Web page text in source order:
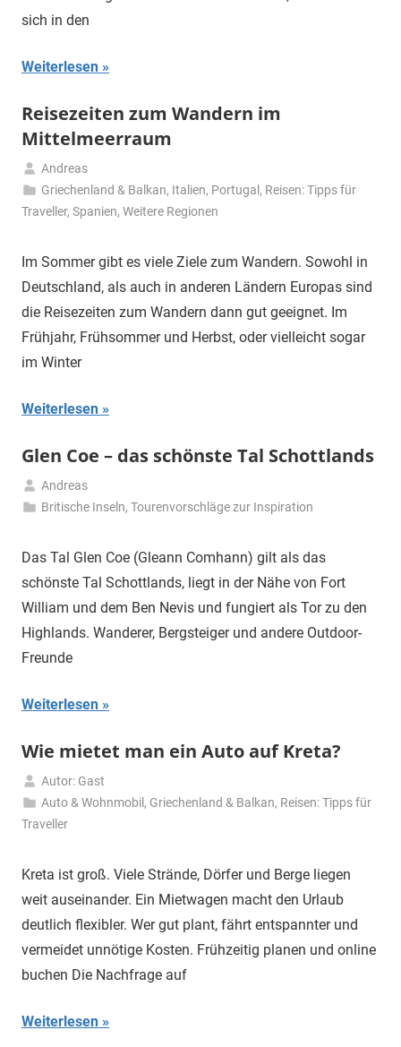
sich in den
Weiterlesen
Reisezeiten zum Wandern im
Mittelmeerraum
29.
Mai
Andreas
Griechenland & Balkan, Italien, Portugal , Reisen: Tipps für
Traveller, Spanien, Weitere Regionen
Im Sommer gibt es viele Ziele zum Wandern. Sowohl in
Deutschland, als auch in anderen Ländern Europas sind
die Reisezeiten zum Wandern dann gut geeignet. Im
Frühjahr, Frühsommer und Herbst, oder vielleicht sogar
im Winter
Weiterlesen
Glen Coe – das schönste Tal Schottlands
29.
2026
Andreas
Britische Inseln,Tourenvorschläge zur Inspiration
Das Tal Glen Coe (Gleann Comhann) gilt als das
schönste Tal Schottlands, liegt in der Nähe von Fort
William und dem Ben Nevis und fungiert als Tor zu den
Highlands. Wanderer, Bergsteiger und andere Outdoor-
Freunde
Weiterlesen
Wie mietet man ein Auto auf Kreta?
15.
Mai
Autor: Gast
Auto & Wohnmobil , Griechenland & Balkan, Reisen: Tipps für
Traveller
Kreta ist groß. Viele Strände, Dörfer und Berge liegen
weit auseinander. Ein Mietwagen macht den Urlaub
deutlich flexibler. Wer gut plant, fährt entspannter und
vermeidet unnötige Kosten. Frühzeitig planen und online
buchen Die Nachfrage auf
Weiterlesen